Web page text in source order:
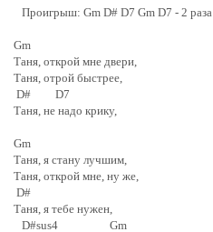
Проигрыш: Gm D# D7 Gm D7 - 2 раза
Gm
Таня, открой мне двери,
Таня, отрой быстрее,
D# D7
Таня, не надо крику,
Gm
Таня, я стану лучшим,
Таня, открой мне, ну же,
D#
Таня, я тебе нужен,
D#sus4 Gm